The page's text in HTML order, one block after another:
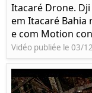
Itacaré Drone.
em Itacaré Bahia
e com Motion
Vidéo publiée le 03/